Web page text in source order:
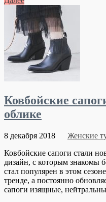
Ковбойские
облике
8 декабря 2018
Женские
Ковбойские сапоги стали
дизайн, с которым знакомы
стал популярен в этом
тренде, а постоянно
сапоги изящные,